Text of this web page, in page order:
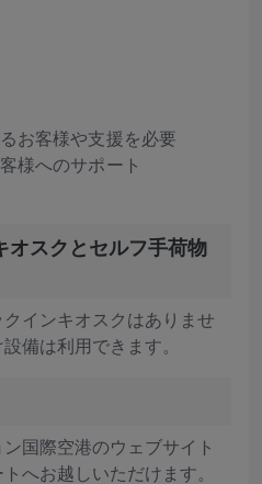
お客様や支援を必要
様へのサポート
オスクとセルフ手荷物
インキオスクはありませ
備は利用できます。
国際空港のウェブサイト
へお越しいただけます。